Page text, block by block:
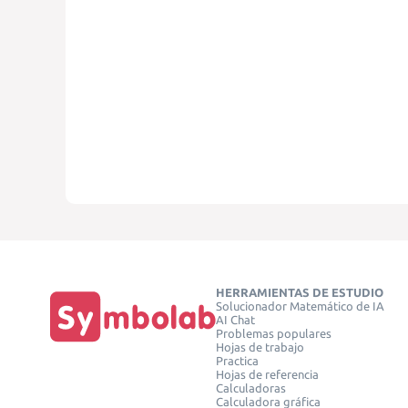
HERRAMIENTAS DE ESTUDIO
Solucionador Matemático de IA
AI Chat
Problemas populares
Hojas de trabajo
Practica
Hojas de referencia
Calculadoras
Calculadora gráfica